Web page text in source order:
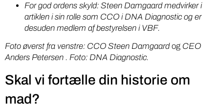
For god ordens skyld: Steen Damgaard medvirker i
artiklen i sin rolle som CCO i DNA Diagnostic og er
desuden medlem af bestyrelsen i VBF.
Foto øverst fra venstre: CCO Steen Damgaardog CEO
Anders Petersen . Foto: DNA Diagnostic.
Skal vi fortælle din historie om
mad?